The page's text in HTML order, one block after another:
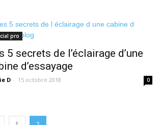
pro
5 secrets de l’éclairage d’une
d’essayage
D - 15 octobre 2018 0